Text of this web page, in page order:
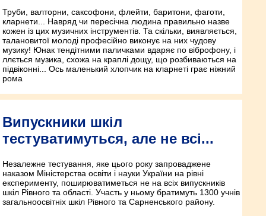
Труби, валторни, саксофони, флейти, баритони, фаготи,
кларнети... Навряд чи пересічна людина правильно назве
кожен із цих музичних інструментів. Та скільки, виявляється,
талановитої молоді професійно виконує на них чудову
музику! Юнак тендітними паличками вдаряє по віброфону, і
ллється музика, схожа на краплі дощу, що розбиваються на
підвіконні... Ось маленький хлопчик на кларнеті грає ніжний
рома
Випускники шкіл
тестуватимуться, але не всі...
Незалежне тестування, яке цього року запроваджене
наказом Міністерства освіти і науки України на рівні
експерименту, поширюватиметься не на всіх випускників
шкіл Рівного та області. Участь у ньому братимуть 1300 учнів
загальноосвітніх шкіл Рівного та Сарненського району.